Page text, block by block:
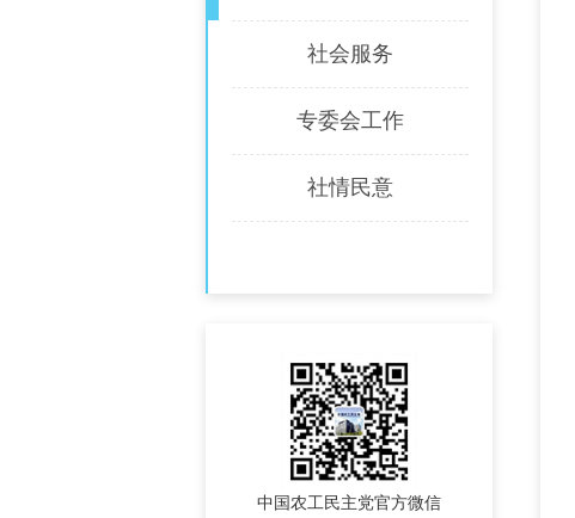
社会服务
专委会工作
社情民意
中国农工民主党官方微信